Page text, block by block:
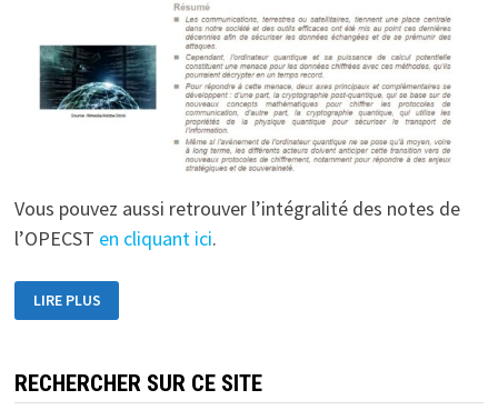
Vous pouvez aussi retrouver l’intégralité des notes de
l’OPECST en cliquant ici.
NOTES
DE
LIRE PLUS
RECHERCHER SUR CE SITE